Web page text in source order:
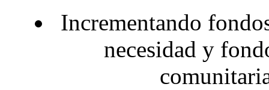
Incrementando
necesidad y